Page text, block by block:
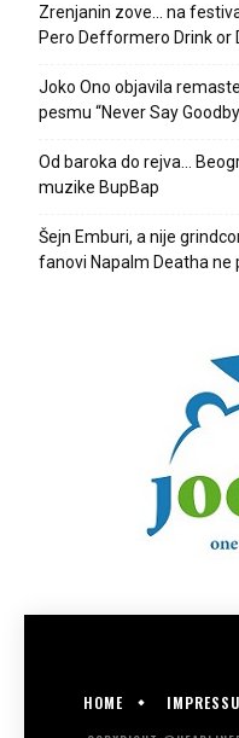
Zrenjanin zove… na
Pero Defformero Drink or
Joko Ono objavila
pesmu “Never Say
Od baroka do rejva…
muzike BupBap
Šejn Emburi, a nije
fanovi Napalm Deatha ne
HOME